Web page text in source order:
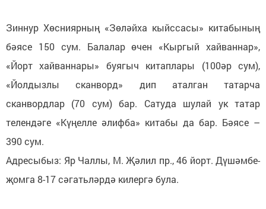
Зиннур Хөсниярның «Зөләйха кыйссасы» китабының
бәясе 150 сум. Балалар өчен «Кыргый хайваннар»,
«Йорт хайваннары» буягыч китаплары (100әр сум),
«Йолдызлы сканворд» дип аталган татарча
сканвордлар (70 сум) бар. Сатуда шулай ук татар
телендәге «Күңелле әлифба» китабы да бар. Бәясе –
390 сум.
Адресыбыз: Яр Чаллы, М. Җәлил пр., 46 йорт. Дүшәмбе-
җомга 8-17 сәгатьләрдә килергә була.